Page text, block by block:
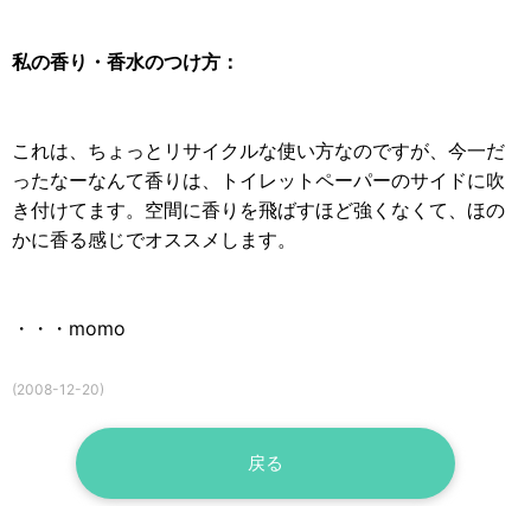
私の香り・香水のつけ方：
これは、ちょっとリサイクルな使い方なのですが、今一だ
ったなーなんて香りは、トイレットペーパーのサイドに吹
き付けてます。空間に香りを飛ばすほど強くなくて、ほの
かに香る感じでオススメします。
・・・momo
(2008-12-20)
戻る